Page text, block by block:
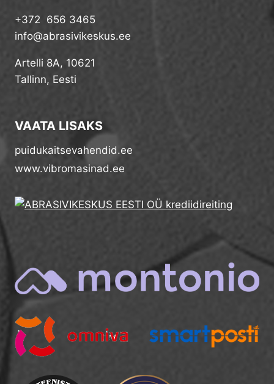
+372 656 3465
info@abrasivikeskus.ee
Artelli 8A, 10621
Tallinn, Eesti
VAATA LISAKS
puidukaitsevahendid.ee
www.vibromasinad.ee